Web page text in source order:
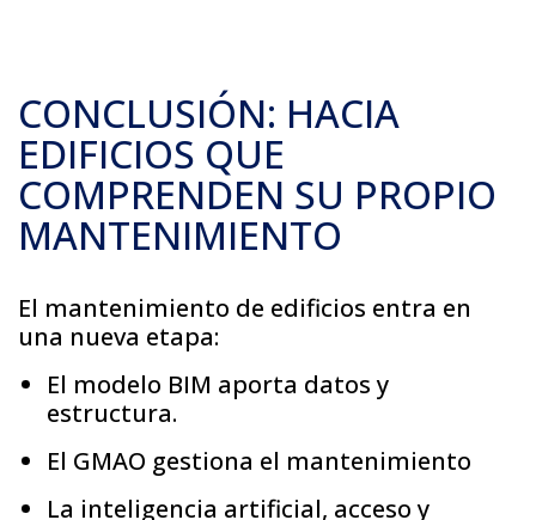
CONCLUSIÓN: HACIA
EDIFICIOS QUE
COMPRENDEN SU PROPIO
MANTENIMIENTO
El mantenimiento de edificios entra en
una nueva etapa:
El modelo BIM aporta datos y
estructura.
El GMAO gestiona el mantenimiento
La inteligencia artificial, acceso y